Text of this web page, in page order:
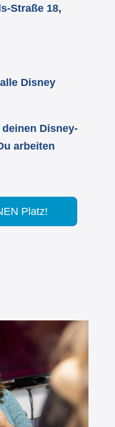
Straße 18,
Disney
Disney-
arbeiten
Platz!